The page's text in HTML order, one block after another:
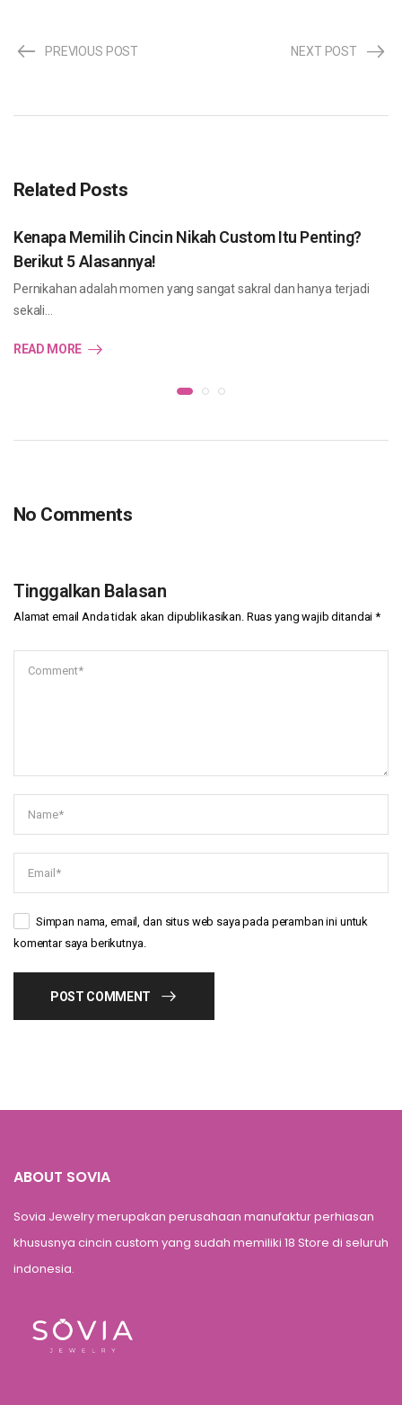
PREVIOUS POST NEXT POST
Related Posts
Kenapa Memilih Cincin Nikah Custom Itu Penting?
Berikut 5 Alasannya!
Pernikahan adalah momen yang sangat sakral dan hanya terjadi
sekali…
READ MORE
No Comments
Tinggalkan Balasan
Alamat email Anda tidak akan dipublikasikan. Ruas yang wajib ditandai*
Simpan nama, email, dan situs web saya pada peramban ini untuk
komentar saya berikutnya.
POST COMMENT
ABOUT SOVIA
Sovia Jewelry merupakan perusahaan manufaktur perhiasan
khususnya cincin custom yang sudah memiliki 18 Store di seluruh
indonesia.